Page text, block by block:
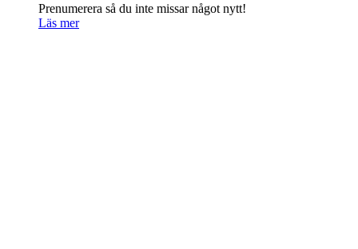
Prenumerera så du inte missar något nytt!
Läs mer